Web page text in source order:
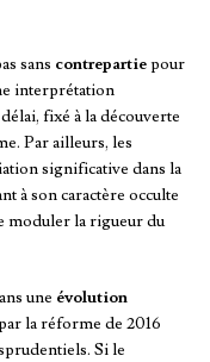
sans contrepartiepour
interprétation
fixé à la découverte
Par ailleurs, les
significative dans la
à son caractère occulte
moduler la rigueur du
une évolution
la réforme de 2016
Si le